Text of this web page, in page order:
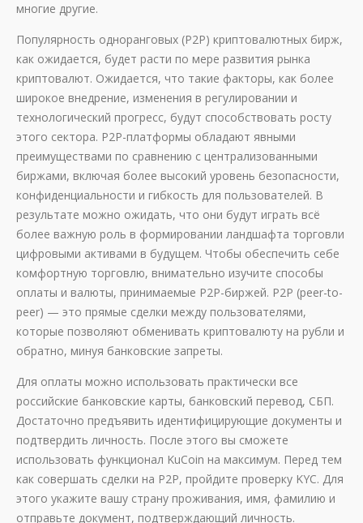
многие другие.
Популярность одноранговых (P2P) криптовалютных бирж,
как ожидается, будет расти по мере развития рынка
криптовалют. Ожидается, что такие факторы, как более
широкое внедрение, изменения в регулировании и
технологический прогресс, будут способствовать росту
этого сектора. P2P-платформы обладают явными
преимуществами по сравнению с централизованными
биржами, включая более высокий уровень безопасности,
конфиденциальности и гибкость для пользователей. В
результате можно ожидать, что они будут играть всё
более важную роль в формировании ландшафта торговли
цифровыми активами в будущем. Чтобы обеспечить себе
комфортную торговлю, внимательно изучите способы
оплаты и валюты, принимаемые P2P-биржей. P2P (peer-to-
peer) — это прямые сделки между пользователями,
которые позволяют обменивать криптовалюту на рубли и
обратно, минуя банковские запреты.
Для оплаты можно использовать практически все
российские банковские карты, банковский перевод, СБП.
Достаточно предъявить идентифицирующие документы и
подтвердить личность. После этого вы сможете
использовать функционал KuCoin на максимум. Перед тем
как совершать сделки на P2P, пройдите проверку KYC. Для
этого укажите вашу страну проживания, имя, фамилию и
отправьте документ, подтверждающий личность.